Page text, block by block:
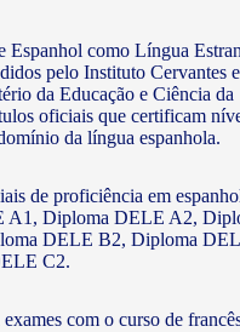
Espanhol como Língua
pelo Instituto Cervantes
da Educação e Ciência da
oficiais que certificam
da língua espanhola.
de proficiência em
A1, Diploma DELE A2,
DELE B2, Diploma
C2.
exames com o curso de